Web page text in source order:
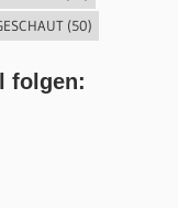
(50)
folgen: